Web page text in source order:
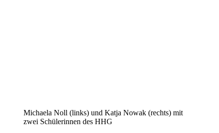
Michaela Noll (links) und Katja Nowak (rechts) mit
zwei Schülerinnen des HHG